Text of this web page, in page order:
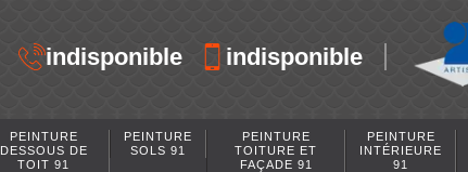
indisponible indisponible
PEINTURE
DESSOUS DE
TOIT 91
PEINTURE
SOLS 91
PEINTURE
TOITURE ET
FAÇADE 91
PEINTURE
INTÉRIEURE
91